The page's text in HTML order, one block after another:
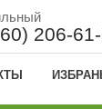
206-